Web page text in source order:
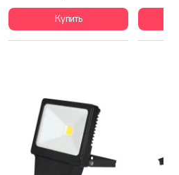
Купить